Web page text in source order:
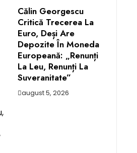
Călin Georgescu
Critică Trecerea La
Euro, Deși Are
Depozite În Moneda
Europeană: „Renunți
La Leu, Renunți La
Suveranitate”
august 5, 2026